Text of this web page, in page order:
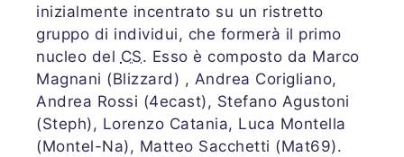
inizialmente incentrato su un ristretto
gruppo di individui, che formerà il primo
nucleo del CS. Esso è composto da Marco
Magnani (Blizzard) , Andrea Corigliano,
Andrea Rossi (4ecast), Stefano Agustoni
(Steph), Lorenzo Catania, Luca Montella
(Montel-Na), Matteo Sacchetti (Mat69).